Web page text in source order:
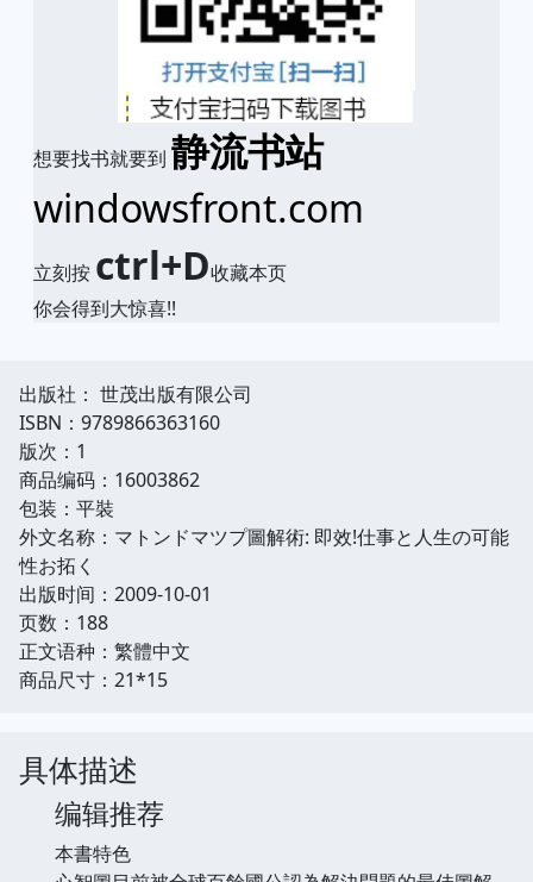
想要找书就要到 静流书站
windowsfront.com
立刻按 ctrl+D收藏本页
你会得到大惊喜!!
出版社： 世茂出版有限公司
ISBN：9789866363160
版次：1
商品编码：16003862
包装：平裝
外文名称：マトンドマツプ圖解術: 即效!仕事と人生の可能
性お拓く
出版时间：2009-10-01
页数：188
正文语种：繁體中文
商品尺寸：21*15
具体描述
编辑推荐
本書特色